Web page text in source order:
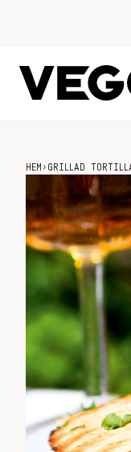
HEM › GRILLAD